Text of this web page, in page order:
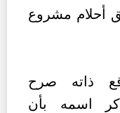
أحلام مشروع
ذاته صرح
اسمه بأن